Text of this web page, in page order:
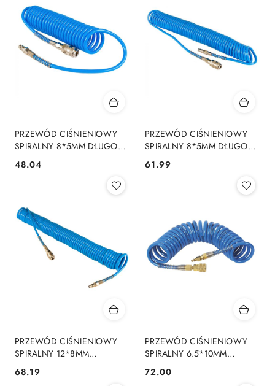
PRZEWÓD CIŚNIENIOWY
SPIRALNY 8*5MM DŁUGOŚĆ
5M
Cena:
48.04
PRZEWÓD CIŚNIENIOWY
SPIRALNY 8*5MM DŁUGOŚĆ
10M
Cena:
61.99
PRZEWÓD CIŚNIENIOWY
SPIRALNY 12*8MM
Cena:
68.19
PRZEWÓD CIŚNIENIOWY
SPIRALNY 6.5*10MM
Cena:
72.00